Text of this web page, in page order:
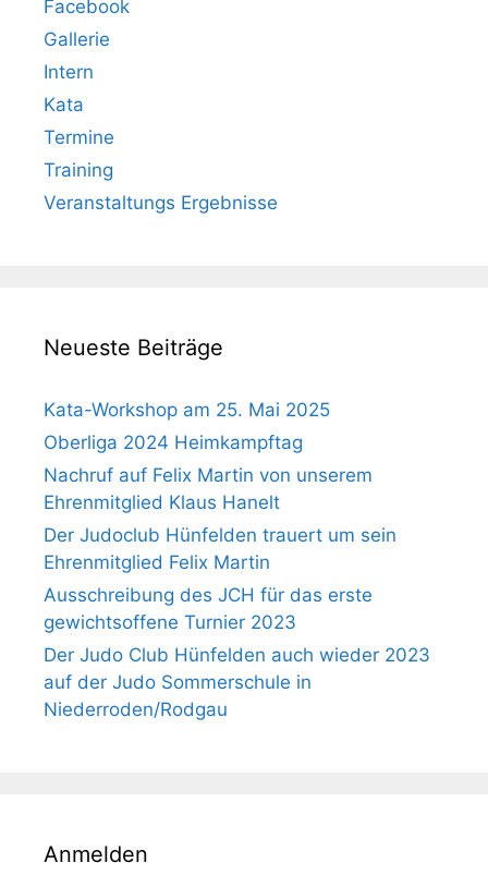
Facebook
Gallerie
Intern
Kata
Termine
Training
Veranstaltungs Ergebnisse
Neueste Beiträge
Kata-Workshop am 25. Mai 2025
Oberliga 2024 Heimkampftag
Nachruf auf Felix Martin von unserem
Ehrenmitglied Klaus Hanelt
Der Judoclub Hünfelden trauert um sein
Ehrenmitglied Felix Martin
Ausschreibung des JCH für das erste
gewichtsoffene Turnier 2023
Der Judo Club Hünfelden auch wieder 2023
auf der Judo Sommerschule in
Niederroden/Rodgau
Anmelden